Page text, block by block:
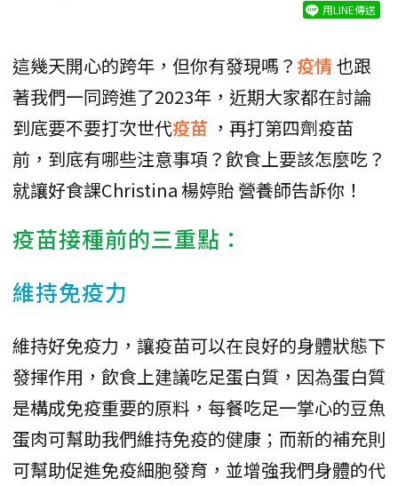
用LINE傳送
這幾天開心的跨年，但你有發現嗎？ 疫情也跟
著我們一同跨進了2023年，近期大家都在討論
到底要不要打次世代疫苗 ，再打第四劑疫苗
前，到底有哪些注意事項？飲食上要該怎麼吃？
就讓好食課Christina 楊婷貽 營養師告訴你！
疫苗接種前的三重點：
維持免疫力
維持好免疫力，讓疫苗可以在良好的身體狀態下
發揮作用，飲食上建議吃足蛋白質，因為蛋白質
是構成免疫重要的原料，每餐吃足一掌心的豆魚
蛋肉可幫助我們維持免疫的健康；而新的補充則
可幫助促進免疫細胞發育，並增強我們身體的代